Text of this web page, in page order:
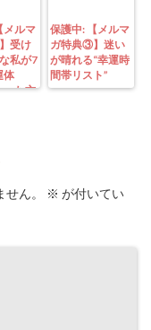
メルマ
受け
私が7
体
った方
運ブ
す開
保護中: 【メルマ
ガ特典③】迷い
が晴れる“幸運時
間帯リスト”
ん。 ※ が付いてい